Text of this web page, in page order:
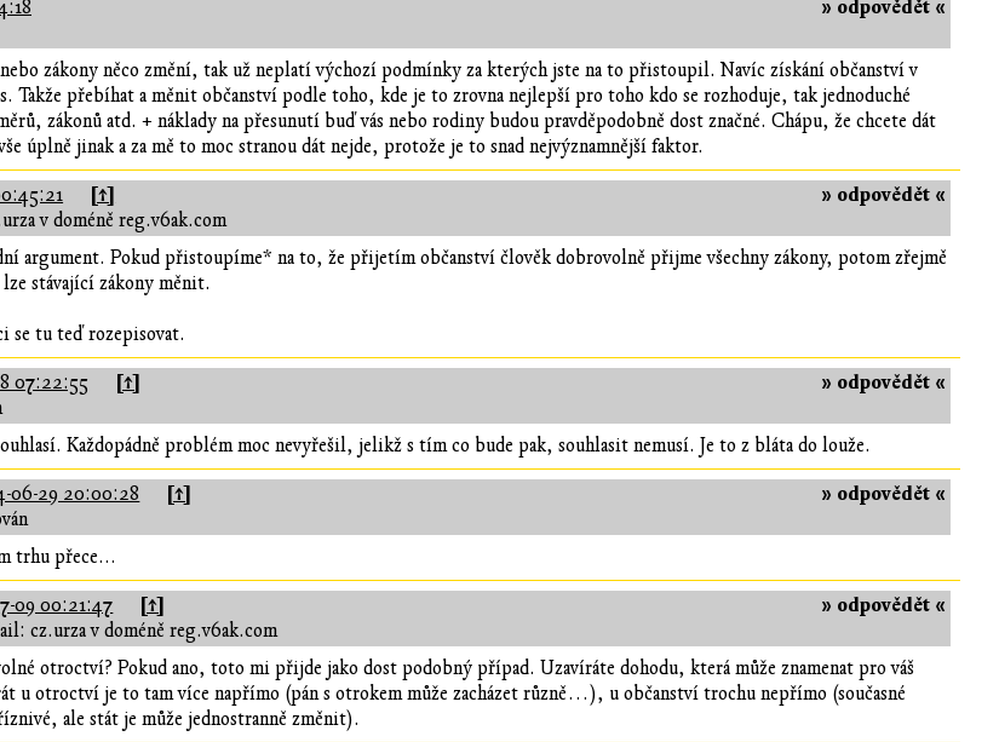
» odpovědět «
zákony něco změní, tak už neplatí výchozí podmínky za kterých jste na to přistoupil. Navíc získání občanství v
Takže přebíhat a měnit občanství podle toho, kde je to zrovna nejlepší pro toho kdo se rozhoduje, tak jednoduché
zákonů atd. + náklady na přesunutí buď vás nebo rodiny budou pravděpodobně dost značné. Chápu, že chcete dát
úplně jinak a za mě to moc stranou dát nejde, protože je to snad nejvýznamnější faktor.
» odpovědět «
[↑]
v doméně reg.v6ak.com
argument. Pokud přistoupíme* na to, že přijetím občanství člověk dobrovolně přijme všechny zákony, potom zřejmě
stávající zákony měnit.
se tu teď rozepisovat.
» odpovědět «
07:22:55 [↑]
Každopádně problém moc nevyřešil, jelikž s tím co bude pak, souhlasit nemusí. Je to z bláta do louže.
» odpovědět «
06-29 20:00:28 [↑]
trhu přece...
» odpovědět «
09 00:21:47 [↑]
cz.urza v doméně reg.v6ak.com
otroctví? Pokud ano, toto mi přijde jako dost podobný případ. Uzavíráte dohodu, která může znamenat pro váš
u otroctví je to tam více napřímo (pán s otrokem může zacházet různě…), u občanství trochu nepřímo (současné
ale stát je může jednostranně změnit).